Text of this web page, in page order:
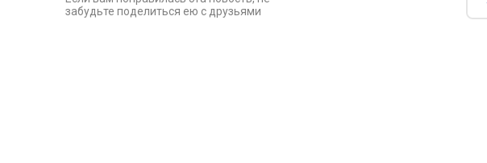
забудьте поделиться ею с друзьями